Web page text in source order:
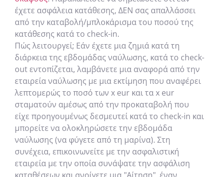
έχετε ασφάλεια κατάθεσης, ΔΕΝ σας απαλλάσσει
από την καταβολή/μπλοκάρισμα του ποσού της
κατάθεσης κατά το check-in.
Πώς λειτουργεί; Εάν έχετε μια ζημιά κατά τη
διάρκεια της εβδομάδας ναύλωσης, κατά το check-
out εντοπίζεται, λαμβάνετε μια αναφορά από την
εταιρεία ναύλωσης με μια εκτίμηση που αναφέρει
λεπτομερώς το ποσό των x eur και τα x eur
σταματούν αμέσως από την προκαταβολή που
είχε προηγουμένως δεσμευτεί κατά το check-in και
μπορείτε να ολοκληρώσετε την εβδομάδα
ναύλωσης (να φύγετε από τη μαρίνα). Στη
συνέχεια, επικοινωνείτε με την ασφαλιστική
εταιρεία με την οποία συνάψατε την ασφάλιση